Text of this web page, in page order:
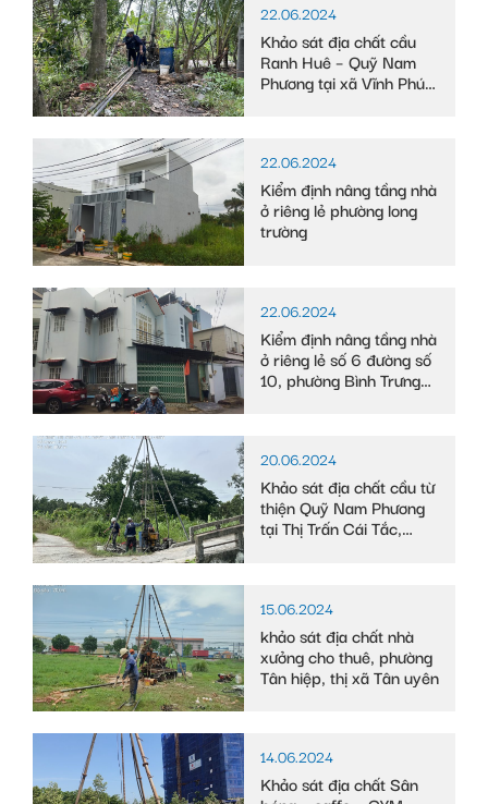
22.06.2024
Khảo sát địa chất cầu
Ranh Huê – Quỹ Nam
Phương tại xã Vĩnh Phú
22.06.2024
Kiểm định nâng tầng nhà
ở riêng lẻ phường long
trường
22.06.2024
Kiểm định nâng tầng nhà
ở riêng lẻ số 6 đường số
10, phường Bình Trưng
20.06.2024
Khảo sát địa chất cầu từ
thiện Quỹ Nam Phương
tại Thị Trấn Cái Tắc,
15.06.2024
khảo sát địa chất nhà
xưởng cho thuê, phường
Tân hiệp, thị xã Tân uyên
14.06.2024
Khảo sát địa chất Sân